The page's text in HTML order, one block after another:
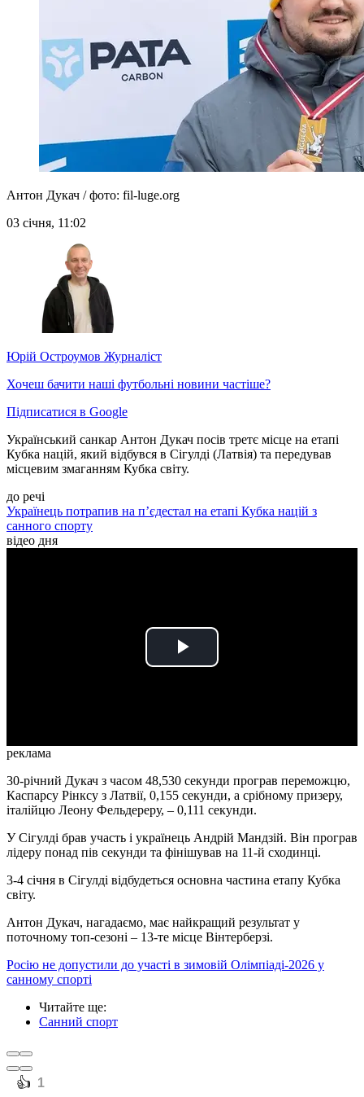
Антон Дукач / фото: fil-luge.org
03 січня, 11:02
Юрій Остроумов Журналіст
Хочеш бачити наші футбольні новини частіше?
Підписатися в Google
Український санкар Антон Дукач посів третє місце на етапі
Кубка націй, який відбувся в Сігулді (Латвія) та передував
місцевим змаганням Кубка світу.
до речі
Українець потрапив на п’єдестал на етапі Кубка націй з
санного спорту
відео дня
Play
реклама
30-річний Дукач з часом 48,530 секунди програв переможцю,
Каспарсу Рінксу з Латвії, 0,155 секунди, а срібному призеру,
італійцю Леону Фельдереру, – 0,111 секунди.
У Сігулді брав участь і українець Андрій Мандзій. Він програв
лідеру понад пів секунди та фінішував на 11-й сходинці.
3-4 січня в Сігулді відбудеться основна частина етапу Кубка
світу.
Антон Дукач, нагадаємо, має найкращий результат у
поточному топ-сезоні – 13-те місце Вінтерберзі.
Росію не допустили до участі в зимовій Олімпіаді-2026 у
санному спорті
Читайте ще:
Санний спорт
️👍 1